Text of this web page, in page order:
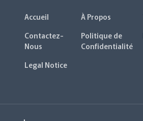
Accueil À Propos
Contactez-
Nous
Politique de
Confidentialité
Legal Notice